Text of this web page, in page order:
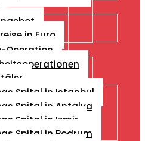
in Euro
Operation
Spital in Istanbul
Spital in Antalya
Spital in Izmir
Spital in Bodrum